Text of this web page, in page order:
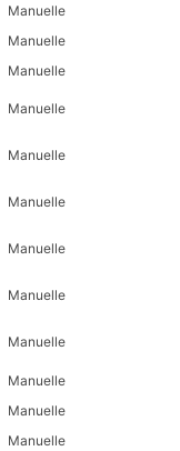
Manuelle
Manuelle
Manuelle
Manuelle
Manuelle
Manuelle
Manuelle
Manuelle
Manuelle
Manuelle
Manuelle
Manuelle